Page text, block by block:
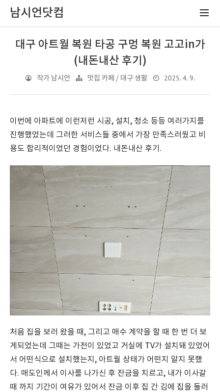
남시언닷컴
대구 아트월 복원 타공 구멍 복원 고고in가
(내돈내산 후기)
작가 남시언 맛집 카페 / 대구 생활 2025. 4. 9.
이번에 아파트에 이런저런 시공, 설치, 청소 등등 여러가지를
진행했었는데 그러한 서비스들 중에서 가장 만족스러웠고 비
용도 합리적이었던 경험이었다. 내돈내산 후기.
처음 집을 보러 왔을 때, 그리고 매수 계약을 할 때 한 번 더 보
게되었는데 그때는 가전이 있었고 거실에 TV가 설치돼 있었어
서 어떤식으로 설치했는지, 아트월 상태가 어떤지 알지 못했
다. 매도인께서 이사를 나가신 후 잔금을 치르고, 내가 이사갈
때 까지 기간이 여유가 있어서 잔금 이후 집 간 김에 집을 둘러